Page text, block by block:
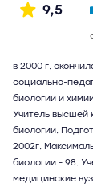
9,5
в 2000 г.
социально-
биологии и
Учитель высшей
биологии.
2002г.
биологии - 98.
медицинские